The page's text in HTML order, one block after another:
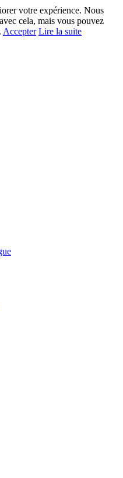
votre expérience. Nous
cela, mais vous pouvez
Accepter Lire la suite